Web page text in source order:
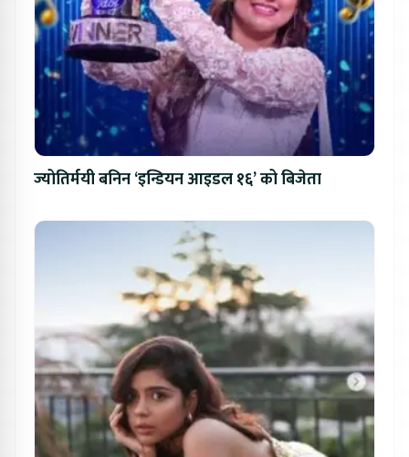
ज्योतिर्मयी बनिन ‘इन्डियन आइडल १६’ को बिजेता